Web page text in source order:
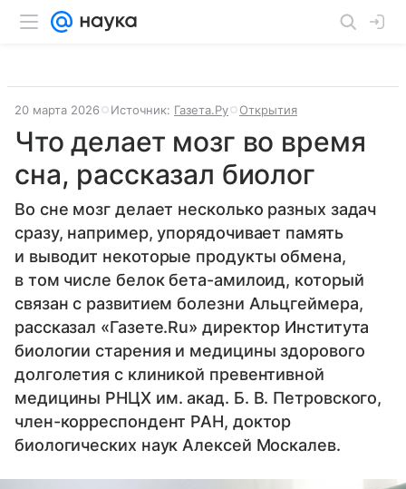
20 марта 2026 Источник: Газета.Ру Открытия
Что делает мозг во время
сна, рассказал биолог
Во сне мозг делает несколько разных задач
сразу, например, упорядочивает память
и выводит некоторые продукты обмена,
в том числе белок бета-амилоид, который
связан с развитием болезни Альцгеймера,
рассказал «Газете.Ru» директор Института
биологии старения и медицины здорового
долголетия с клиникой превентивной
медицины РНЦХ им. акад. Б. В. Петровского,
член-корреспондент РАН, доктор
биологических наук Алексей Москалев.